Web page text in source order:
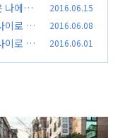
나에게
2016.06.15
이로 음
2016.06.08
이로 음
2016.06.01